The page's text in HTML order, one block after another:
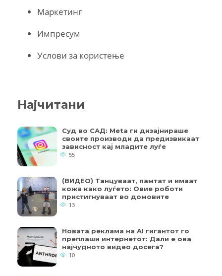
Маркетинг
Импресум
Услови за користење
Најчитани
Суд во САД: Meta ги дизајнираше
своите производи да предизвикаат
зависност кај младите луѓе
55
(ВИДЕО) Танцуваат, памтат и имаат
кожа како луѓето: Овие роботи
пристигнуваат во домовите
13
Новата реклама на AI гигантот го
преплаши интернетот: Дали е ова
најчудното видео досега?
10